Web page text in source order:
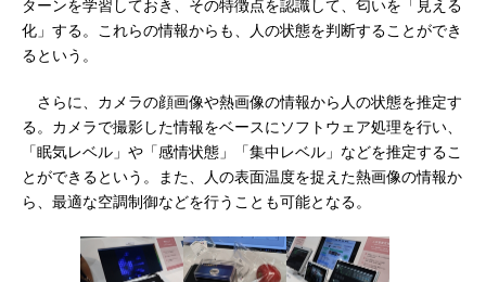
ターンを学習しておき、その特徴点を認識して、匂いを「見える
化」する。これらの情報からも、人の状態を判断することができ
るという。
さらに、カメラの顔画像や熱画像の情報から人の状態を推定す
る。カメラで撮影した情報をベースにソフトウェア処理を行い、
「眠気レベル」や「感情状態」「集中レベル」などを推定するこ
とができるという。また、人の表面温度を捉えた熱画像の情報か
ら、最適な空調制御などを行うことも可能となる。